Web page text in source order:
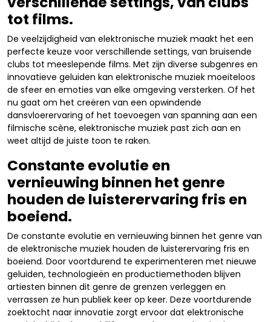
tot films.
De veelzijdigheid van elektronische muziek maakt het een
perfecte keuze voor verschillende settings, van bruisende
clubs tot meeslepende films. Met zijn diverse subgenres en
innovatieve geluiden kan elektronische muziek moeiteloos
de sfeer en emoties van elke omgeving versterken. Of het
nu gaat om het creëren van een opwindende
dansvloerervaring of het toevoegen van spanning aan een
filmische scène, elektronische muziek past zich aan en
weet altijd de juiste toon te raken.
Constante evolutie en
vernieuwing binnen het genre
houden de luisterervaring fris en
boeiend.
De constante evolutie en vernieuwing binnen het genre van
de elektronische muziek houden de luisterervaring fris en
boeiend. Door voortdurend te experimenteren met nieuwe
geluiden, technologieën en productiemethoden blijven
artiesten binnen dit genre de grenzen verleggen en
verrassen ze hun publiek keer op keer. Deze voortdurende
zoektocht naar innovatie zorgt ervoor dat elektronische